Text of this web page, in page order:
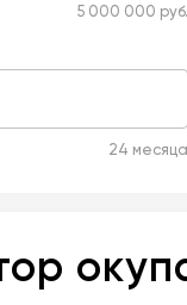
5 000 000 руб.
24 месяца